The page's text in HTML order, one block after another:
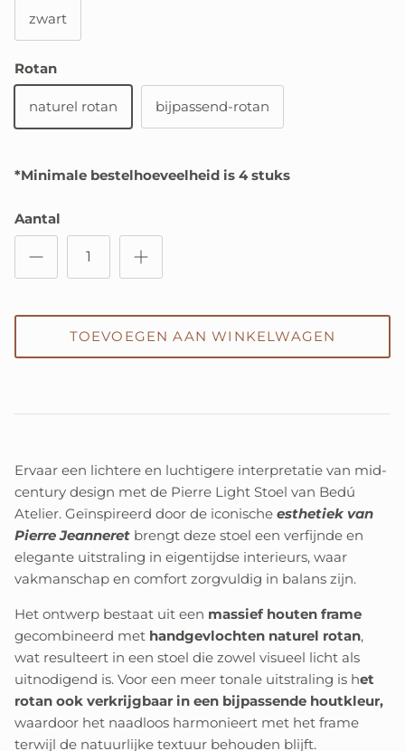
zwart
Rotan
naturel rotan bijpassend-rotan
*Minimale bestelhoeveelheid is 4 stuks
Aantal
TOEVOEGEN AAN WINKELWAGEN
Ervaar een lichtere en luchtigere interpretatie van mid-
century design met de Pierre Light Stoel van Bedú
Atelier. Geïnspireerd door de iconische esthetiek van
Pierre Jeanneret brengt deze stoel een verfijnde en
elegante uitstraling in eigentijdse interieurs, waar
vakmanschap en comfort zorgvuldig in balans zijn.
Het ontwerp bestaat uit een massief houten frame
gecombineerd met handgevlochten naturel rotan,
wat resulteert in een stoel die zowel visueel licht als
uitnodigend is. Voor een meer tonale uitstraling is het
rotan ook verkrijgbaar in een bijpassende houtkleur,
waardoor het naadloos harmonieert met het frame
terwijl de natuurlijke textuur behouden blijft.